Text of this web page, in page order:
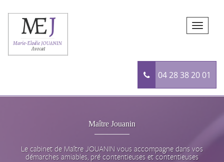
04 28 38 20 01
Maître Jouanin
Le cabinet de Maître JOUANIN vous accompagne dans vos
démarches amiables, pré contentieuses et contentieuses